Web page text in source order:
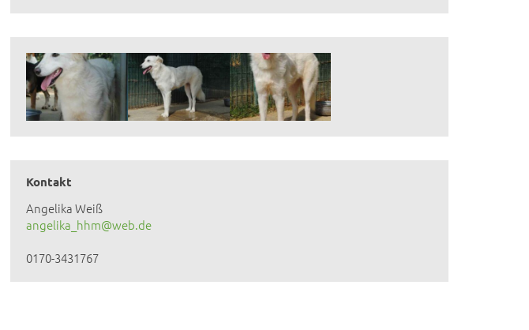
Kontakt
Angelika Weiß
angelika_hhm@web.de
0170-3431767